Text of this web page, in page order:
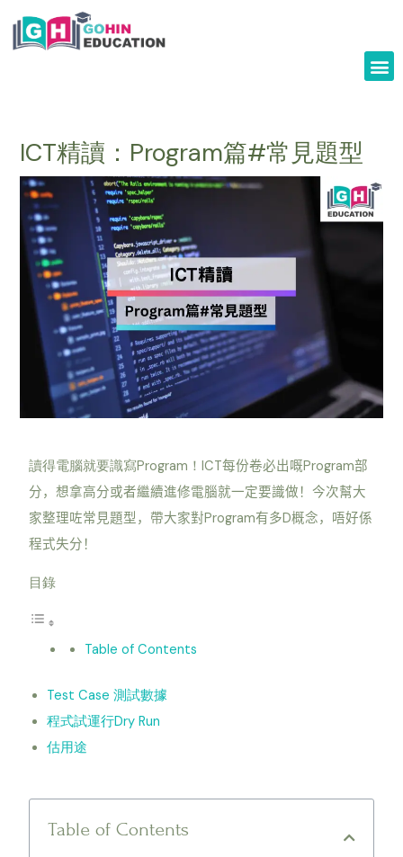
Skip
ICT精讀：Program篇#常見題型
讀得電腦就要識寫Program ！ ICT每份卷必出嘅Program部
分，想拿高分或者繼續進修電腦就一定要識做！今次幫大
家整理咗常見題型，帶大家對Program有多D概念，唔好係
程式失分！
目錄
Table of Contents
Test Case 測試數據
程式試運行Dry Run
估用途
Table of Contents